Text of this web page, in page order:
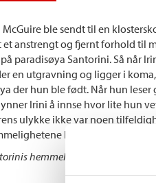
McGuire ble sendt til en
et anstrengt og fjernt forhold til
paradisøya Santorini. Så når
en utgravning og ligger i
der hun ble født. Når hun
Irini å innse hvor lite hun
ulykke ikke var noen
bak familiens
hemmelighet